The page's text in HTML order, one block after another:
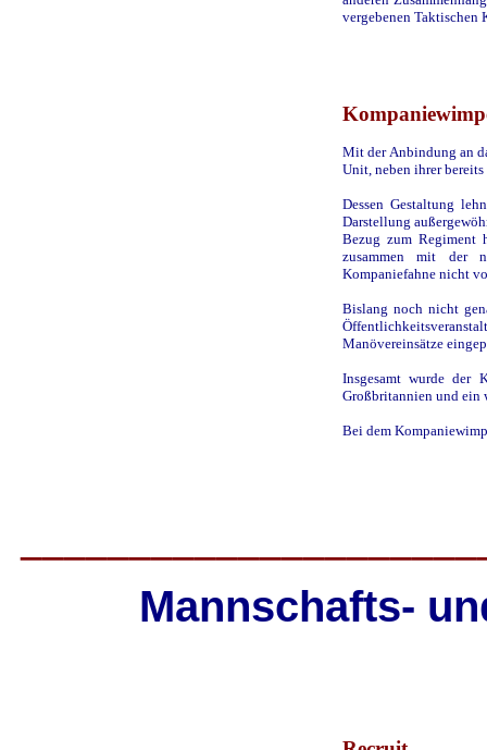
vergebenen
Mit der Anbindung an
Unit, neben ihrer
Dessen Gestaltung
Darstellung
Bezug zum Regiment
zusammen mit der
Kompaniefahne nicht
Bislang noch nicht
Manövereinsätze
Insgesamt wurde der
Großbritannien und ein
Bei dem
Mannschafts-